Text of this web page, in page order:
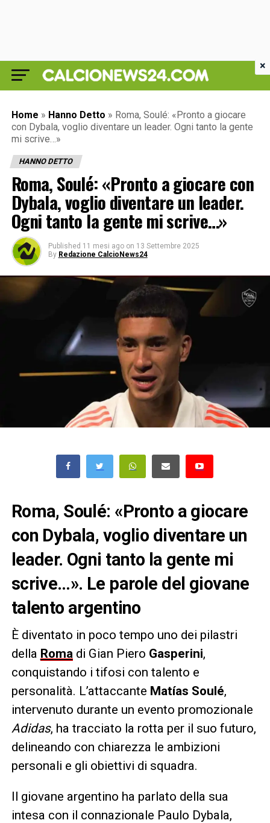
Home » Hanno Detto » Roma, Soulé: «Pronto a giocare
con Dybala, voglio diventare un leader. Ogni tanto la gente
mi scrive…»
HANNO DETTO
Roma, Soulé: «Pronto a giocare con
Dybala, voglio diventare un leader.
Ogni tanto la gente mi scrive…»
Published 11 mesi ago on 13 Settembre 2025
By Redazione CalcioNews24
Roma, Soulé: «Pronto a giocare
con Dybala, voglio diventare un
leader. Ogni tanto la gente mi
scrive…». Le parole del giovane
talento argentino
È diventato in poco tempo uno dei pilastri
della Roma di Gian Piero Gasperini,
conquistando i tifosi con talento e
personalità. L’attaccante Matías Soulé,
intervenuto durante un evento promozionale
Adidas, ha tracciato la rotta per il suo futuro,
delineando con chiarezza le ambizioni
personali e gli obiettivi di squadra.
Il giovane argentino ha parlato della sua
intesa con il connazionale Paulo Dybala,
×